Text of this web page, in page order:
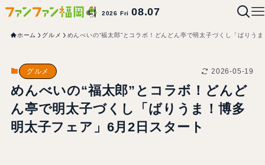
2026 Fri08.07
ホーム グルメ めんべいの“福太郎”とコラボ！どんどん亭で明太子づくし「ばりう
グルメ 2026-05-19
めんべいの“福太郎”とコラボ！どんど
ん亭で明太子づくし「ばりうま！博多
明太子フェア」6月2日スタート